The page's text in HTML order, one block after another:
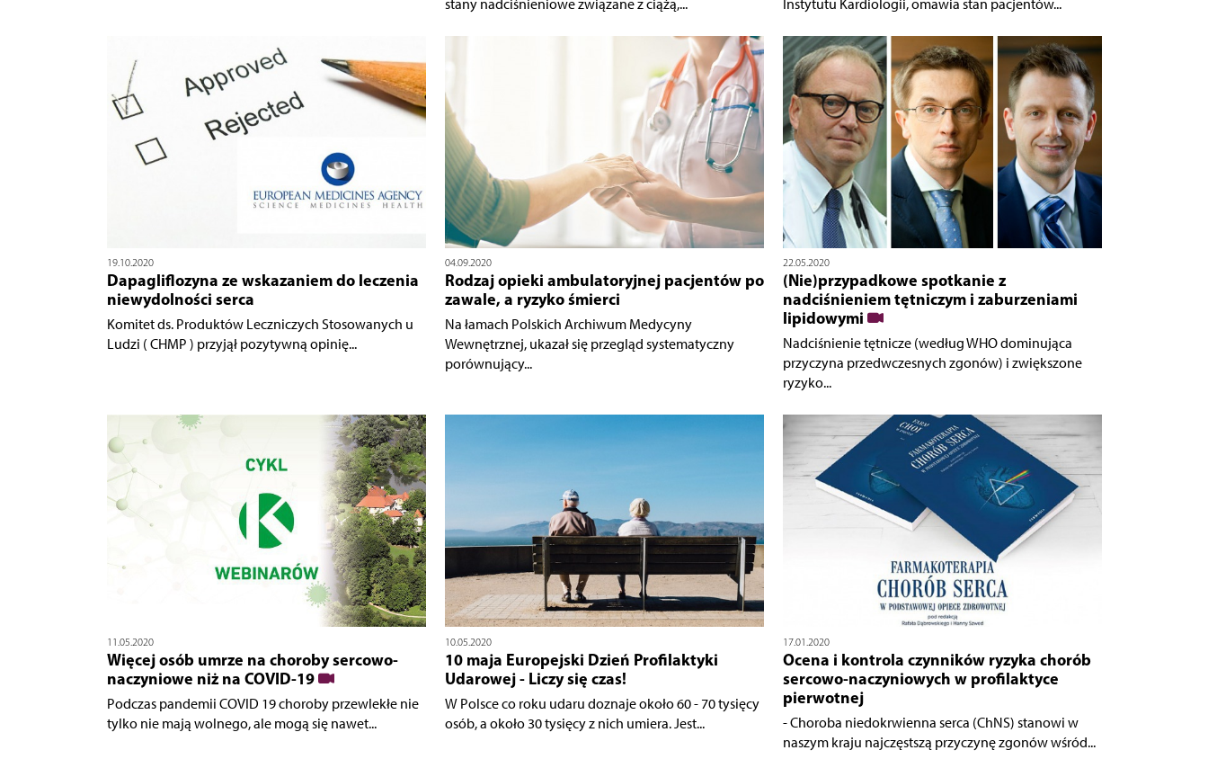
stany nadciśnieniowe związane z ciążą,...
Instytutu Kardiologii, omawia stan pacjentów...
19.10.2020
Dapagliflozyna ze wskazaniem do leczenia
niewydolności serca
Komitet ds. Produktów Leczniczych Stosowanych u
Ludzi ( CHMP ) przyjął pozytywną opinię...
04.09.2020
Rodzaj opieki ambulatoryjnej pacjentów po
zawale, a ryzyko śmierci
Na łamach Polskich Archiwum Medycyny
Wewnętrznej, ukazał się przegląd systematyczny
porównujący...
22.05.2020
(Nie)przypadkowe spotkanie z
nadciśnieniem tętniczym i zaburzeniami
lipidowymi
Nadciśnienie tętnicze (według WHO dominująca
przyczyna przedwczesnych zgonów) i zwiększone
ryzyko...
11.05.2020
Więcej osób umrze na choroby sercowo-
naczyniowe niż na COVID-19
Podczas pandemii COVID 19 choroby przewlekłe nie
tylko nie mają wolnego, ale mogą się nawet...
10.05.2020
10 maja Europejski Dzień Profilaktyki
Udarowej - Liczy się czas!
W Polsce co roku udaru doznaje około 60 - 70 tysięcy
osób, a około 30 tysięcy z nich umiera. Jest...
17.01.2020
Ocena i kontrola czynników ryzyka chorób
sercowo-naczyniowych w profilaktyce
pierwotnej
- Choroba niedokrwienna serca (ChNS) stanowi w
naszym kraju najczęstszą przyczynę zgonów wśród...